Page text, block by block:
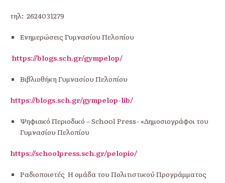
τηλ: 2624031279
Ενημερώσεις Γυμνασίου Πελοπίου
https://blogs.sch.gr/gympelop/
Βιβλιοθήκη Γυμνασίου Πελοπίου
https://blogs.sch.gr/gympelop-lib/
Ψηφιακό Περιοδικό – School Press- «Δημοσιογράφοι του
Γυμνασίου Πελοπίου
https://schoolpress.sch.gr/pelopio/
Ραδιοποιeτές Η ομάδα του Πολιτιστικού Προγράμματος